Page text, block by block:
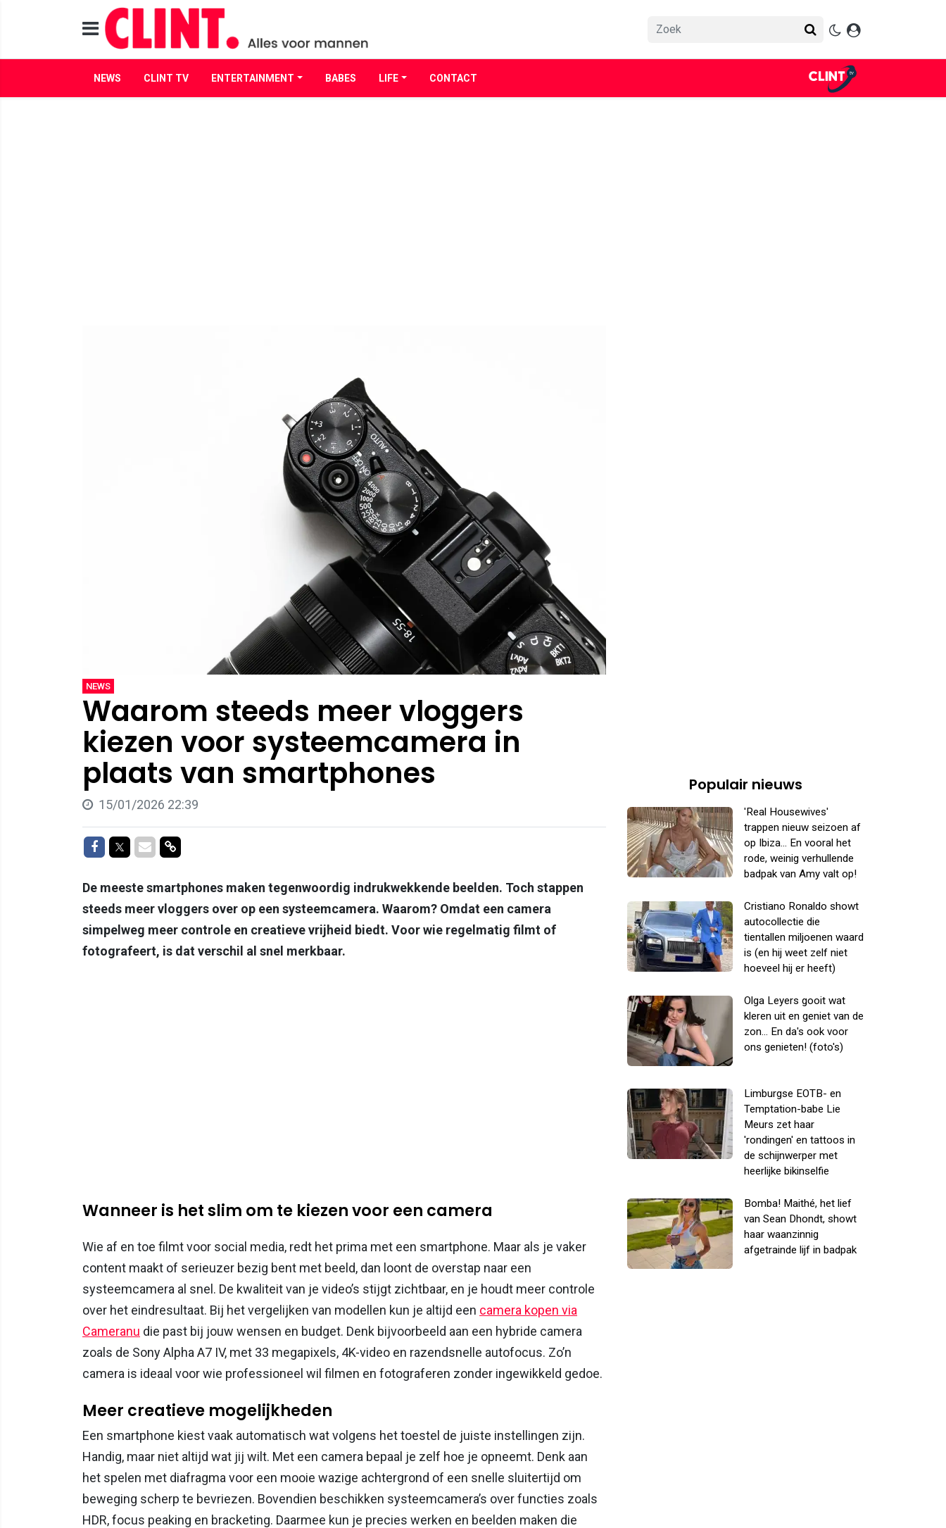
NEWS CLINT TV ENTERTAINMENT BABES LIFE CONTACT
NEWS
Waarom steeds meer vloggers
kiezen voor systeemcamera in
plaats van smartphones
15/01/2026 22:39
Delen op Facebook
Delen op Twitter
Delen via Mail
Delen via link
De meeste smartphones maken tegenwoordig indrukwekkende beelden. Toch stappen
steeds meer vloggers over op een systeemcamera. Waarom? Omdat een camera
simpelweg meer controle en creatieve vrijheid biedt. Voor wie regelmatig filmt of
fotografeert, is dat verschil al snel merkbaar.
Wanneer is het slim om te kiezen voor een camera
Wie af en toe filmt voor social media, redt het prima met een smartphone. Maar als je vaker
content maakt of serieuzer bezig bent met beeld, dan loont de overstap naar een
systeemcamera al snel. De kwaliteit van je video’s stijgt zichtbaar, en je houdt meer controle
over het eindresultaat. Bij het vergelijken van modellen kun je altijd een camera kopen via
Cameranu die past bij jouw wensen en budget. Denk bijvoorbeeld aan een hybride camera
zoals de Sony Alpha A7 IV, met 33 megapixels, 4K-video en razendsnelle autofocus. Zo’n
camera is ideaal voor wie professioneel wil filmen en fotograferen zonder ingewikkeld gedoe.
Meer creatieve mogelijkheden
Een smartphone kiest vaak automatisch wat volgens het toestel de juiste instellingen zijn.
Handig, maar niet altijd wat jij wilt. Met een camera bepaal je zelf hoe je opneemt. Denk aan
het spelen met diafragma voor een mooie wazige achtergrond of een snelle sluitertijd om
beweging scherp te bevriezen. Bovendien beschikken systeemcamera’s over functies zoals
HDR, focus peaking en bracketing. Daarmee kun je precies werken en beelden maken die
Populair nieuws
'Real Housewives'
trappen nieuw seizoen af
op Ibiza... En vooral het
rode, weinig verhullende
badpak van Amy valt op!
Cristiano Ronaldo showt
autocollectie die
tientallen miljoenen waard
is (en hij weet zelf niet
hoeveel hij er heeft)
Olga Leyers gooit wat
kleren uit en geniet van de
zon... En da's ook voor
ons genieten! (foto's)
Limburgse EOTB- en
Temptation-babe Lie
Meurs zet haar
'rondingen' en tattoos in
de schijnwerper met
heerlijke bikinselfie
Bomba! Maithé, het lief
van Sean Dhondt, showt
haar waanzinnig
afgetrainde lijf in badpak